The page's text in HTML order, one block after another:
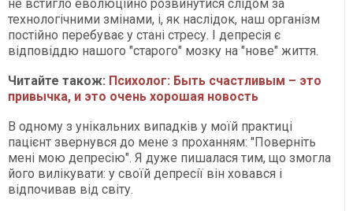
не встигло еволюційно розвинутися слідом за
технологічними змінами, і, як наслідок, наш організм
постійно перебуває у стані стресу. І депресія є
відповіддю нашого "старого" мозку на "нове" життя.
Читайте також: Психолог: Быть счастливым – это
привычка, и это очень хорошая новость
В одному з унікальних випадків у моїй практиці
пацієнт звернувся до мене з проханням: "Поверніть
мені мою депресію". Я дуже пишалася тим, що змогла
його вилікувати: у своїй депресії він ховався і
відпочивав від світу.